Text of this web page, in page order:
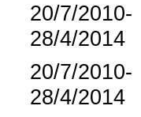
20/7/2010-
28/4/2014
20/7/2010-
28/4/2014